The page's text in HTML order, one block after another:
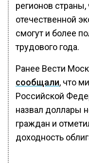
регионов страны,
отечественной
смогут и более
трудового года.
Ранее Вести
сообщали, что
Российской
назвал доллары
граждан и
доходность